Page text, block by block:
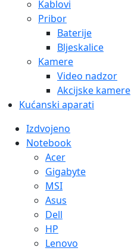
Kablovi
Pribor
Baterije
Bljeskalice
Kamere
Video nadzor
Akcijske kamere
Kućanski aparati
Izdvojeno
Notebook
Acer
Gigabyte
MSI
Asus
Dell
HP
Lenovo